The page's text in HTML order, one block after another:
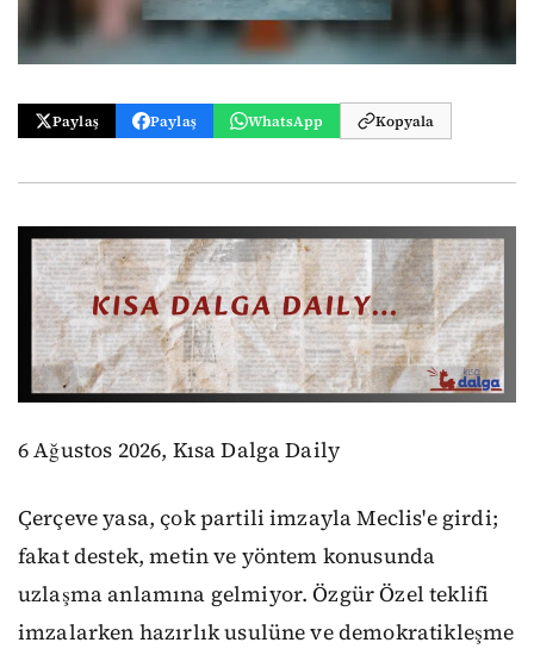
Paylaş Paylaş WhatsApp Kopyala
6 Ağustos 2026, Kısa Dalga Daily
Çerçeve yasa, çok partili imzayla Meclis'e girdi;
fakat destek, metin ve yöntem konusunda
uzlaşma anlamına gelmiyor. Özgür Özel teklifi
imzalarken hazırlık usulüne ve demokratikleşme